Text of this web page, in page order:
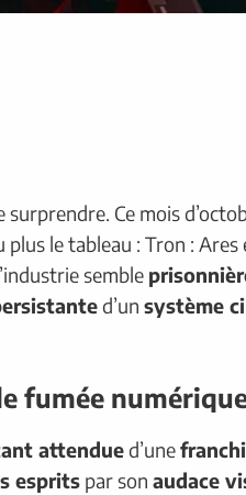
Ce mois
le tableau : Tron : Ares
semble
d’un système
fumée
attendued’une
esprits par son audace